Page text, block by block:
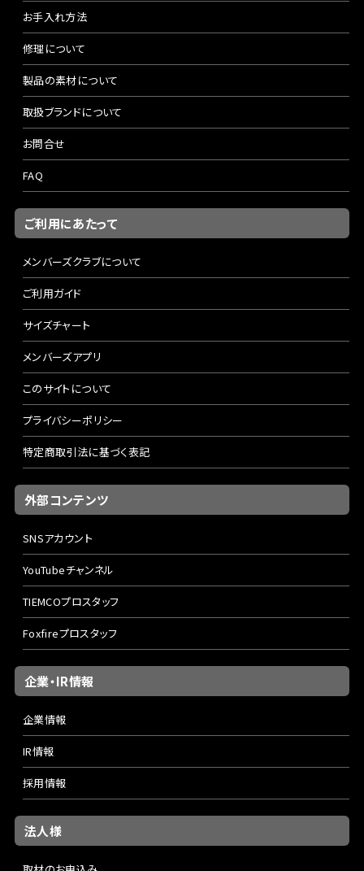
お手入れ方法
修理について
製品の素材について
取扱ブランドについて
お問合せ
FAQ
ご利用にあたって
メンバーズクラブについて
ご利用ガイド
サイズチャート
メンバーズアプリ
このサイトについて
プライバシーポリシー
特定商取引法に基づく表記
外部コンテンツ
SNSアカウント
YouTubeチャンネル
TIEMCOプロスタッフ
Foxfireプロスタッフ
企業・IR情報
企業情報
IR情報
採用情報
法人様